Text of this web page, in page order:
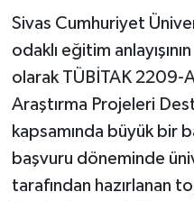
Sivas Cumhuriyet
odaklı eğitim
olarak TÜBİTAK 2209-
Araştırma Projeleri
kapsamında büyük bir
başvuru döneminde
tarafından hazırlanan
YAŞAM